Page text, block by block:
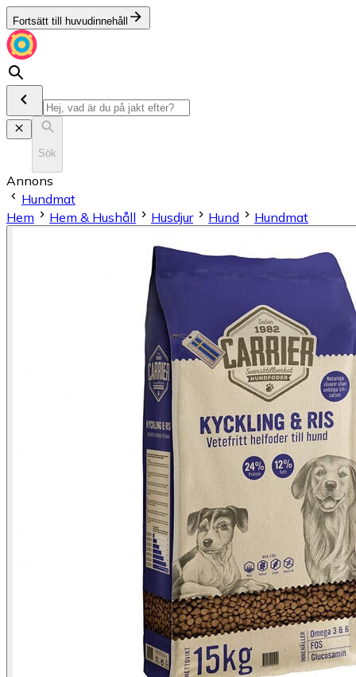
Fortsätt till huvudinnehåll
Sök
Annons
Hundmat
Hem
Hem & Hushåll Husdjur Hund Hundmat